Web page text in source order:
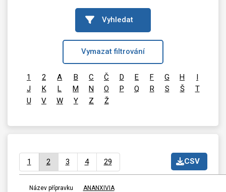
Vyhledat
Vymazat filtrování
1 2 A B C Č D E F G H
I
J
K L M N O P Q R S Š
T
U
V W Y Z Ž
CSV
1 2 3 4 29
Název přípravku ANANXIVIA